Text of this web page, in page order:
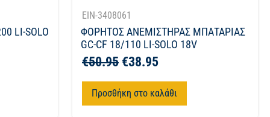
LI-SOLO
EIN-3408061
ΦΟΡΗΤΟΣ ΑΝΕΜΙΣΤΗΡΑΣ ΜΠΑΤΑΡΙΑΣ
GC-CF 18/110 LI-SOLO 18V
€50.95 €38.95
Προσθήκη στο καλάθι